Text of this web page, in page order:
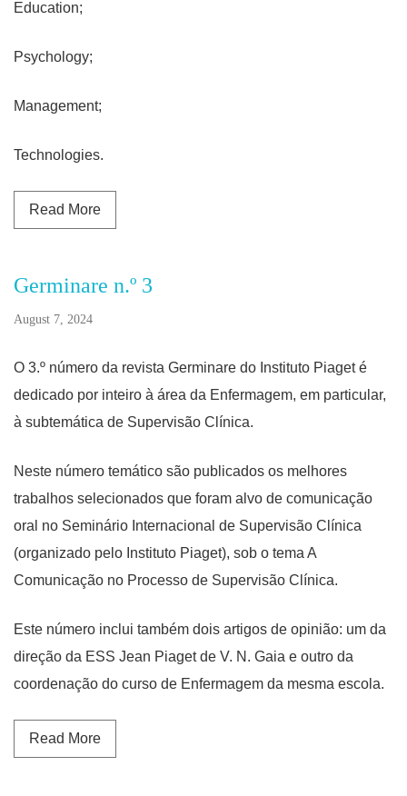
Education;
Psychology;
Management;
Technologies.
Read MoreRead more about Germinare n. 5
Germinare n.º 3
August 7, 2024
O 3.º número da revista Germinare do Instituto Piaget é
dedicado por inteiro à área da Enfermagem, em particular,
à subtemática de Supervisão Clínica.
Neste número temático são publicados os melhores
trabalhos selecionados que foram alvo de comunicação
oral no Seminário Internacional de Supervisão Clínica
(organizado pelo Instituto Piaget), sob o tema A
Comunicação no Processo de Supervisão Clínica.
Este número inclui também dois artigos de opinião: um da
direção da ESS Jean Piaget de V. N. Gaia e outro da
coordenação do curso de Enfermagem da mesma escola.
Read MoreRead more about Germinare n.º 3